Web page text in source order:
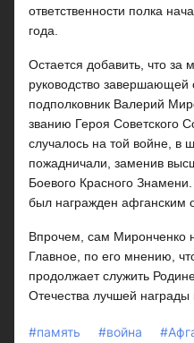
ответственности полка
года.
Остается добавить, что за
руководство завершающей
подполковник Валерий
званию Героя Советского
случалось на той войне,
пожадничали, заменив
Боевого Красного
был награжден афганским
Впрочем, сам Миронченко
Главное, по его мнению,
продолжает служить
Отечества лучшей награды
#память #война